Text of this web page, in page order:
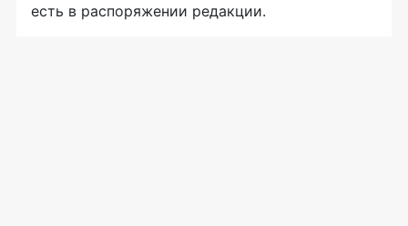
есть в распоряжении редакции.